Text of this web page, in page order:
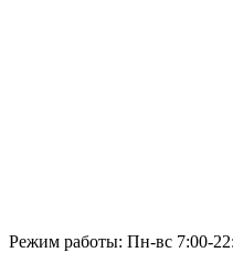
Режим работы: Пн-вс 7:00-